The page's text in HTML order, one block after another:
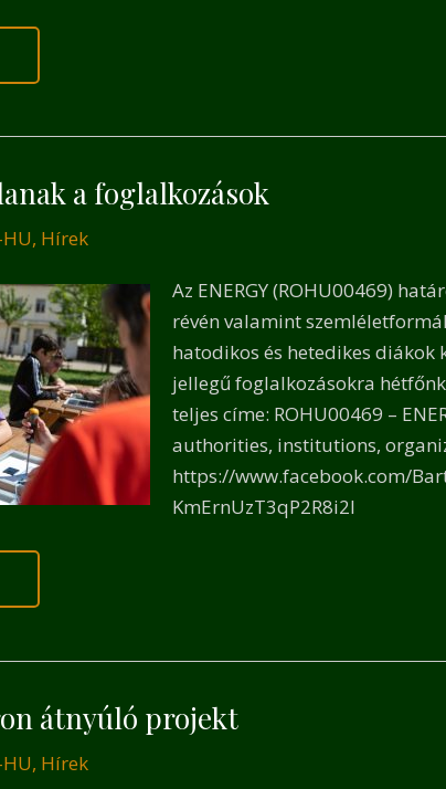
a foglalkozások
, Hírek
Az ENERGY (ROHU00469)
révén valamint
hatodikos és hetedikes
jellegű foglalkozásokra
teljes címe: ROHU00469 –
authorities, institutions,
https://www.facebook.com/
KmErnUzT3qP2R8i2l
átnyúló projekt
, Hírek